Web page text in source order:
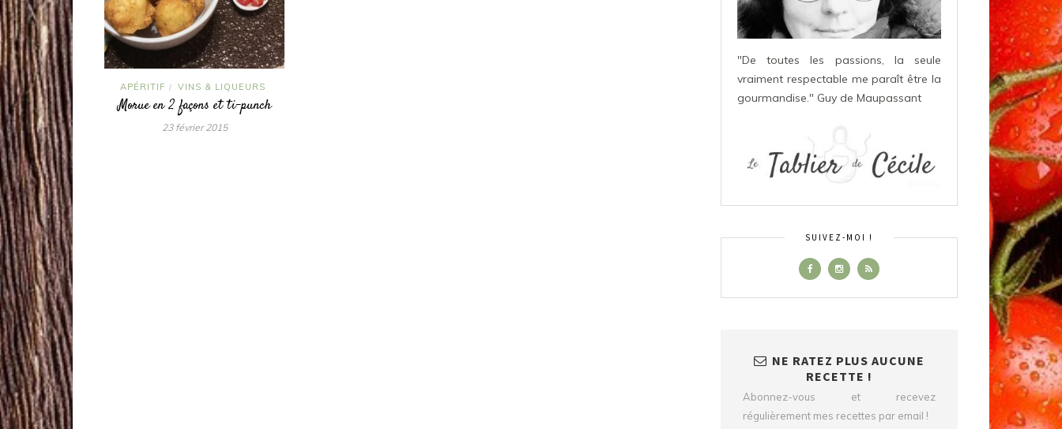
APÉRITIF / VINS & LIQUEURS
Morue en 2 façons et ti-punch
23 février 2015
"De toutes les passions, la seule
vraiment respectable me paraît être la
gourmandise." Guy de Maupassant
SUIVEZ-MOI !
NE RATEZ PLUS AUCUNE
RECETTE !
Abonnez-vous et recevez
régulièrement mes recettes par email !